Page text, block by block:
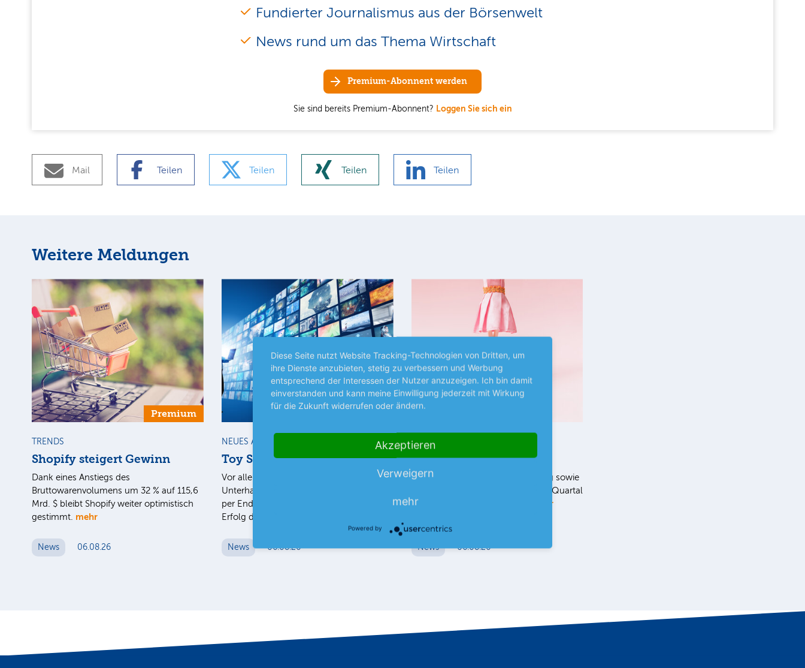
Fundierter Journalismus aus der Börsenwelt
News rund um das Thema Wirtschaft
Premium-Abonnent werden
Sie sind bereits Premium-Abonnent? Loggen Sie sich ein
Mail Teilen Teilen Teilen Teilen
Weitere Meldungen
Premium
TRENDS
Shopify steigert Gewinn
Dank eines Anstiegs des
Bruttowarenvolumens um 32 % auf 115,6
Mrd. $ bleibt Shopify weiter optimistisch
gestimmt. mehr
News 06.08.26
NEUES AUS UNTERNEHMEN
Toy Story treibt Disney
Vor allem der Film „Toy Story 5“ hat dem
Unterhaltungsriesen Disney im 3. Quartal
per Ende Juni Rückenwind gegeben. Der
Erfolg des…
News 06.08.26
TRENDS
Mattel sieht rot
Die angespannte Kosumstimmung sowie
höhere Kosten haben Mattel im 2. Quartal
in die roten Zahlen gedrückt.
mehr
News 06.08.26
Diese Seite nutzt Website Tracking-Technologien von Dritten, um
ihre Dienste anzubieten, stetig zu verbessern und Werbung
entsprechend der Interessen der Nutzer anzuzeigen. Ich bin damit
einverstanden und kann meine Einwilligung jederzeit mit Wirkung
für die Zukunft widerrufen oder ändern.
Akzeptieren
Verweigern
mehr
Powered by